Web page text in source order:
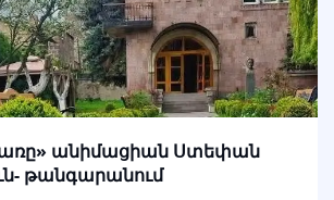
անիմացիան Ստեփան
թանգարանում